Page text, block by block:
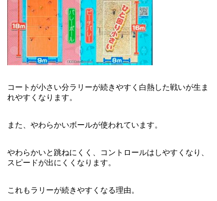
コートが小さい分ラリーが続きやすく白熱した戦いが生ま
れやすくなります。
また、やわらかいボールが使われています。
やわらかいと跳ねにくく、コントロールはしやすくなり、
スピードが出にくくなります。
これもラリーが続きやすくなる理由。